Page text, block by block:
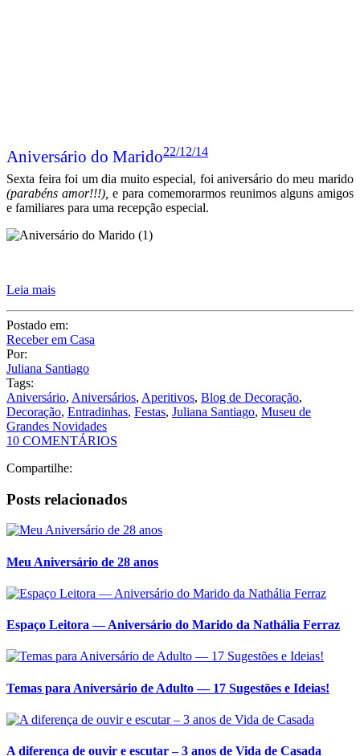
Aniversário do Marido22/12/14
Sexta feira foi um dia muito especial, foi aniversário do meu marido
(parabéns amor!!!), e para comemorarmos reunimos alguns amigos
e familiares para uma recepção especial.
Leia mais
Postado em:
Receber em Casa
Por:
Juliana Santiago
Tags:
Aniversário, Aniversários, Aperitivos, Blog de Decoração,
Decoração, Entradinhas, Festas, Juliana Santiago, Museu de
Grandes Novidades
10 COMENTÁRIOS
Compartilhe:
Posts relacionados
Meu Aniversário de 28 anos
Espaço Leitora — Aniversário do Marido da Nathália Ferraz
Temas para Aniversário de Adulto — 17 Sugestões e Ideias!
A diferença de ouvir e escutar – 3 anos de Vida de Casada